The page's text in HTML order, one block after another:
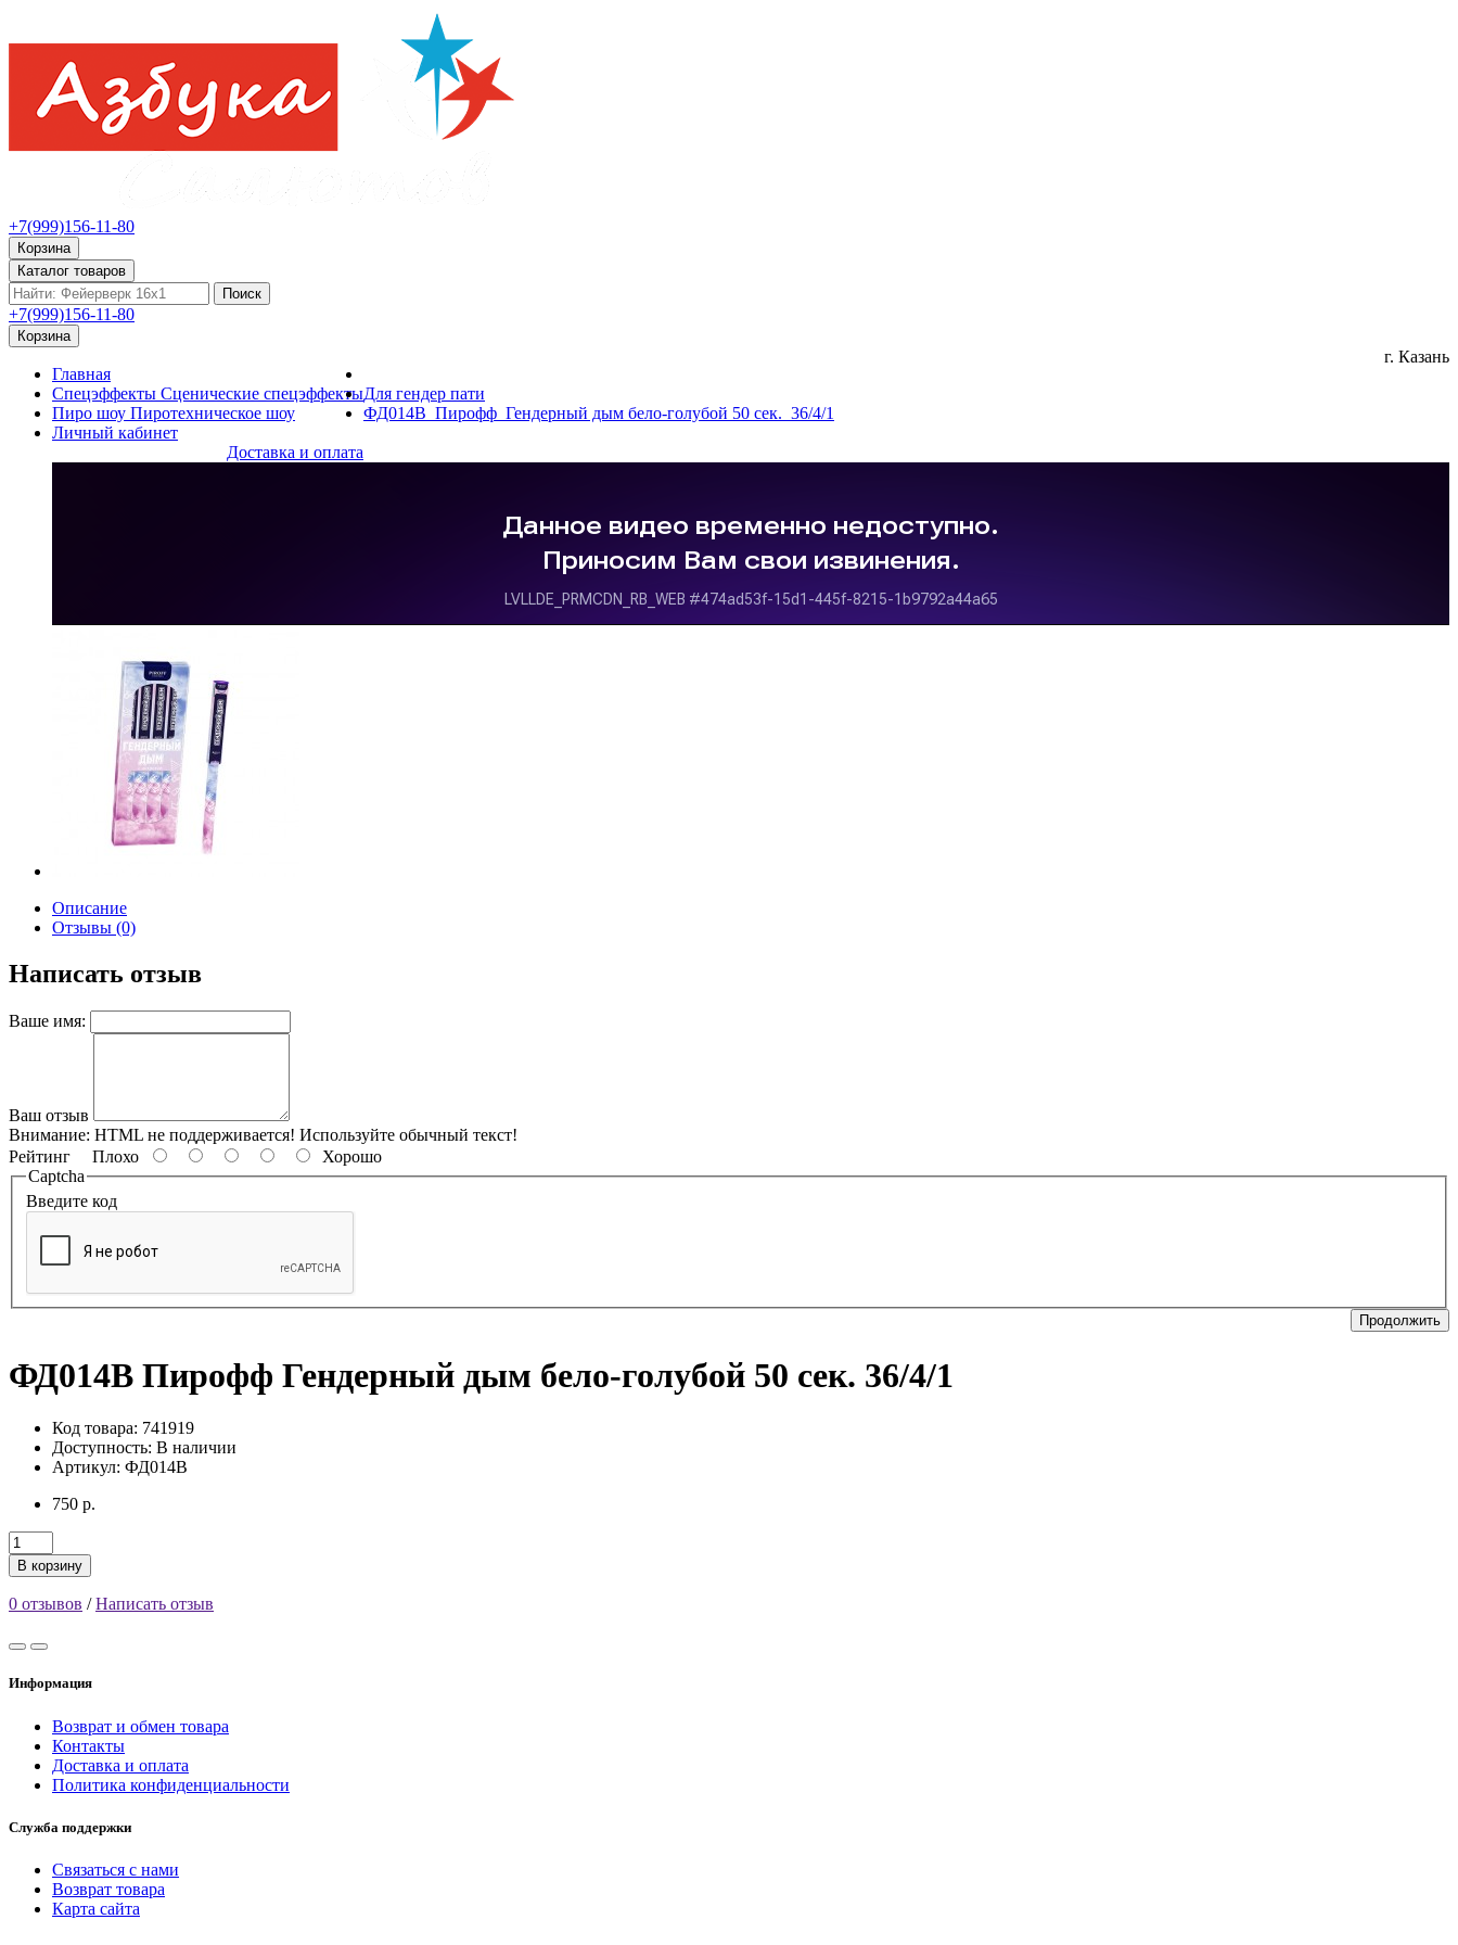
+7(999)156-11-80
Корзина
Каталог товаров
Поиск
+7(999)156-11-80
Корзина
Главная
Спецэффекты Сценические спецэффекты
Пиро шоу Пиротехническое шоу
Личный кабинет
Доставка и оплата
г. Казань
Для гендер пати
ФД014B_Пирофф_Гендерный дым бело-голубой 50 сек._36/4/1
Описание
Отзывы (0)
Написать отзыв
Ваше имя:
Ваш отзыв
Внимание: HTML не поддерживается! Используйте обычный текст!
Рейтинг Плохо
Хорошо
Captcha
Введите код
Продолжить
ФД014B Пирофф Гендерный дым бело-голубой 50 сек. 36/4/1
Код товара: 741919
Доступность: В наличии
Артикул: ФД014B
750 р.
В корзину
0 отзывов /Написать отзыв
Информация
Возврат и обмен товара
Контакты
Доставка и оплата
Политика конфиденциальности
Служба поддержки
Связаться с нами
Возврат товара
Карта сайта